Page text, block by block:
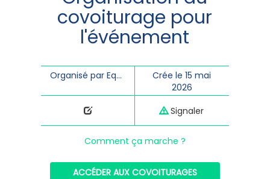
covoiturage pour
l'événement
Organisé par Equipe Scènes de rue
Crée le 15 mai
2026
Signaler
Comment ça marche ?
ACCÉDER AUX COVOITURAGES